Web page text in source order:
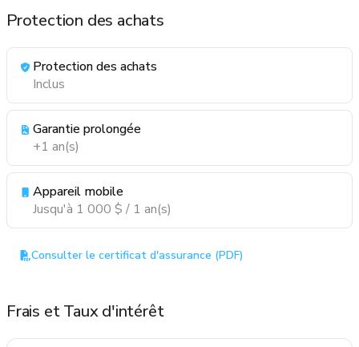
Protection des achats
Protection des achats
Inclus
Garantie prolongée
+1 an(s)
Appareil mobile
Jusqu'à 1 000 $ / 1 an(s)
Consulter le certificat d'assurance (PDF)
Frais et Taux d'intérêt